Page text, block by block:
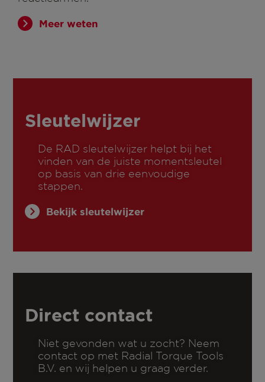
Meer weten
Sleutelwijzer
De RAD sleutelwijzer helpt bij het
vinden van de juiste momentsleutel
op basis van drie eenvoudige
stappen.
Bekijk sleutelwijzer
Direct contact
Niet gevonden wat u zocht? Neem
contact op met Radial Torque Tools
B.V. en wij helpen u graag verder.